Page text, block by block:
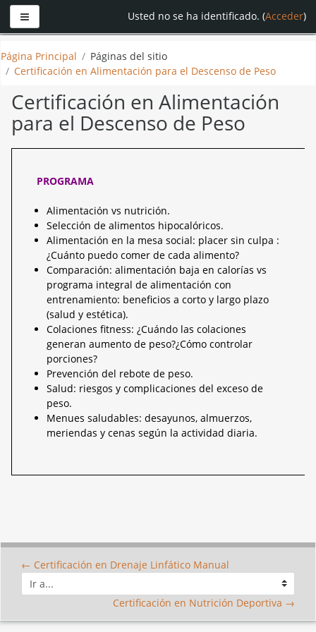
a
contenido
Panel lateral Usted no se ha identificado. (Acceder)
Página Principal
Páginas del sitio
Certificación en Alimentación para el Descenso de Peso
Certificación en Alimentación
para el Descenso de Peso
PROGRAMA
Alimentación vs nutrición.
Selección de alimentos hipocalóricos.
Alimentación en la mesa social: placer sin culpa :
¿Cuánto puedo comer de cada alimento?
Comparación: alimentación baja en calorías vs
programa integral de alimentación con
entrenamiento: beneficios a corto y largo plazo
(salud y estética).
Colaciones fitness: ¿Cuándo las colaciones
generan aumento de peso?¿Cómo controlar
porciones?
Prevención del rebote de peso.
Salud: riesgos y complicaciones del exceso de
peso.
Menues saludables: desayunos, almuerzos,
meriendas y cenas según la actividad diaria.
← Certificación en Drenaje Linfático Manual
a...
Certificación en Nutrición Deportiva →